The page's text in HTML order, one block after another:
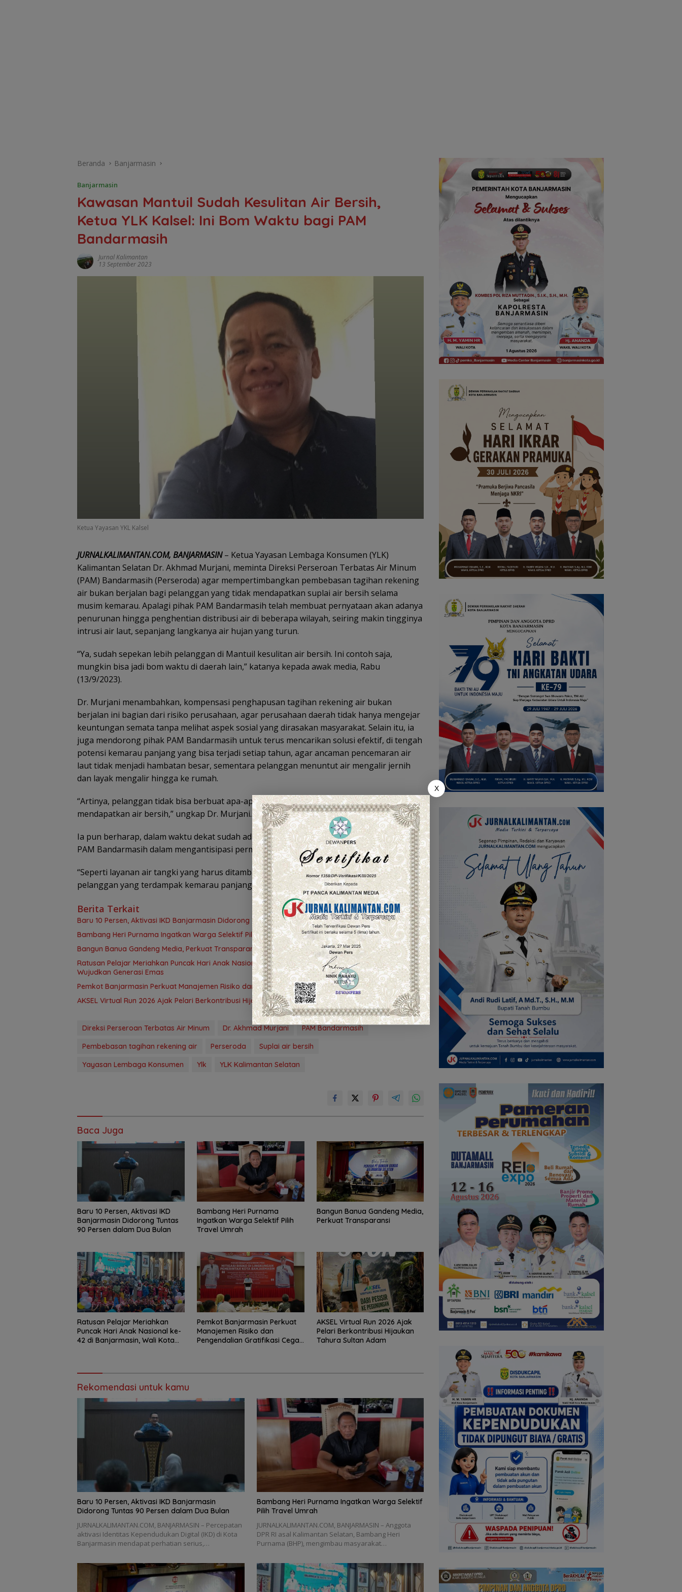
Beranda Banjarmasin
Banjarmasin
Kawasan Mantuil Sudah Kesulitan Air Bersih,
Ketua YLK Kalsel: Ini Bom Waktu bagi PAM
Bandarmasih
Jurnal Kalimantan
13 September 2023
Ketua Yayasan YKL Kalsel
JURNALKALIMANTAN.COM, BANJARMASIN– Ketua Yayasan Lembaga Konsumen (YLK)
Kalimantan Selatan Dr. Akhmad Murjani, meminta Direksi Perseroan Terbatas Air Minum
(PAM) Bandarmasih (Perseroda) agar mempertimbangkan pembebasan tagihan rekening
air bukan berjalan bagi pelanggan yang tidak mendapatkan suplai air bersih selama
musim kemarau. Apalagi pihak PAM Bandarmasih telah membuat pernyataan akan adanya
penurunan hingga penghentian distribusi air di beberapa wilayah, seiring makin tingginya
intrusi air laut, sepanjang langkanya air hujan yang turun.
“Ya, sudah sepekan lebih pelanggan di Mantuil kesulitan air bersih. Ini contoh saja,
mungkin bisa jadi bom waktu di daerah lain,” katanya kepada awak media, Rabu
(13/9/2023).
Dr. Murjani menambahkan, kompensasi penghapusan tagihan rekening air bukan
berjalan ini bagian dari risiko perusahaan, agar perusahaan daerah tidak hanya mengejar
keuntungan semata tanpa melihat aspek sosial yang dirasakan masyarakat. Selain itu, ia
juga mendorong pihak PAM Bandarmasih untuk terus mencarikan solusi efektif, di tengah
potensi kemarau panjang yang bisa terjadi setiap tahun, agar ancaman pencemaran air
laut tidak menjadi hambatan besar, sementara pelanggan menuntut air mengalir jernih
dan layak mengalir hingga ke rumah.
“Artinya, pelanggan tidak bisa berbuat apa-apa, hanya bisa meratapi begitu sulitnya untuk
mendapatkan air bersih,” ungkap Dr. Murjani.
Ia pun berharap, dalam waktu dekat sudah ada solusi jangka pendek yang bisa dilakukan
PAM Bandarmasih dalam mengantisipasi permasalahan ini.
“Seperti layanan air tangki yang harus ditambah jika belum memenuhi permintaan
pelanggan yang terdampak kemarau panjang,” pungkasnya.
Berita Terkait
Baru 10 Persen, Aktivasi IKD Banjarmasin Didorong Tuntas 90 Persen dalam Dua Bulan
Bambang Heri Purnama Ingatkan Warga Selektif Pilih Travel Umrah
Bangun Banua Gandeng Media, Perkuat Transparansi
Ratusan Pelajar Meriahkan Puncak Hari Anak Nasional ke-42 di Banjarmasin, Wali Kota Ajak
Wujudkan Generasi Emas
Pemkot Banjarmasin Perkuat Manajemen Risiko dan Pengendalian Gratifikasi Cegah Korupsi
AKSEL Virtual Run 2026 Ajak Pelari Berkontribusi Hijaukan Tahura Sultan Adam
Direksi Perseroan Terbatas Air Minum Dr. Akhmad Murjani
PAM Bandarmasih
Pembebasan tagihan rekening air
Perseroda
Suplai air bersih
Yayasan Lembaga Konsumen
Ylk YLK Kalimantan Selatan
Baca Juga
Baru 10 Persen, Aktivasi IKD
Banjarmasin Didorong Tuntas
90 Persen dalam Dua Bulan
Bambang Heri Purnama
Ingatkan Warga Selektif Pilih
Travel Umrah
Bangun Banua Gandeng Media,
Perkuat Transparansi
Ratusan Pelajar Meriahkan
Puncak Hari Anak Nasional ke-
42 di Banjarmasin, Wali Kota
Pemkot Banjarmasin Perkuat
Manajemen Risiko dan
Pengendalian Gratifikasi Cegah
AKSEL Virtual Run 2026 Ajak
Pelari Berkontribusi Hijaukan
Tahura Sultan Adam
Rekomendasi untuk kamu
Baru 10 Persen, Aktivasi IKD Banjarmasin
Didorong Tuntas 90 Persen dalam Dua Bulan
JURNALKALIMANTAN.COM, BANJARMASIN – Percepatan
aktivasi Identitas Kependudukan Digital (IKD) di Kota
Banjarmasin mendapat perhatian serius,…
Bambang Heri Purnama Ingatkan Warga Selektif
Pilih Travel Umrah
JURNALKALIMANTAN.COM, BANJARMASIN – Anggota
DPR RI asal Kalimantan Selatan, Bambang Heri
Purnama (BHP), mengimbau masyarakat…
X